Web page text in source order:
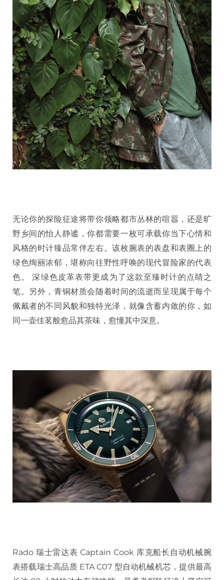
无论你的探险征途将带你领略都市丛林的喧嚣，还是旷
野乡间的怡人静谧，你都需要一枚可承载你当下心情和
风格的时计臻品常伴左右。该枚腕表的表盘和表圈上的
绿色绚丽浓郁，堪称向往野性呼唤的现代冒险家的代表
色。 深绿色皮革表带更成为了这款至臻时计的点睛之
笔。另外，青铜材质会随着时间的流逝而呈现属于每个
佩戴者的不同风貌和独特光泽，就像含蓄内敛的你，如
同一壶佳茗般愈品其茶味，愈懂其中深意。
Rado 瑞士雷达表 Captain Cook 库克船长自动机械腕
表搭载瑞士高品质ETA C07 型自动机械机芯，提供最高